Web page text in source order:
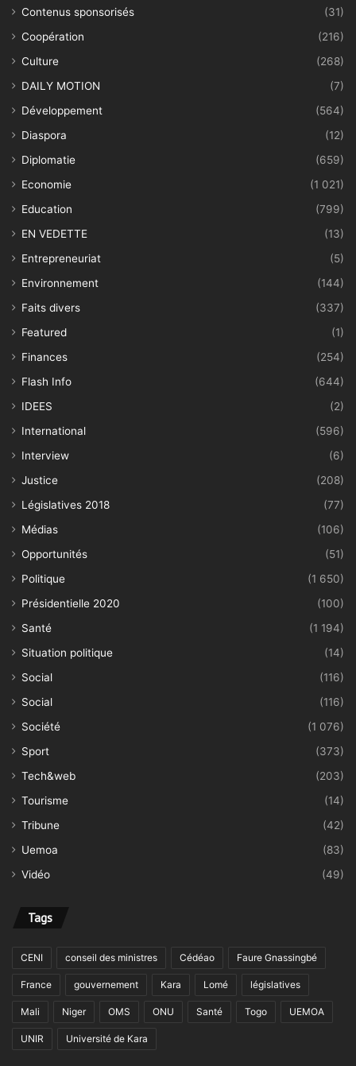
Contenus sponsorisés
(31)
Coopération
(216)
Culture
(268)
DAILY MOTION
(7)
Développement
(564)
Diaspora
(12)
Diplomatie
(659)
Economie
(1 021)
Education
(799)
EN VEDETTE
(13)
Entrepreneuriat
(5)
Environnement
(144)
Faits divers
(337)
Featured
(1)
Finances
(254)
Flash Info
(644)
IDEES
(2)
International
(596)
Interview
(6)
Justice
(208)
Législatives 2018
(77)
Médias
(106)
Opportunités
(51)
Politique
(1 650)
Présidentielle 2020
(100)
Santé
(1 194)
Situation politique
(14)
Social
(116)
Social
(116)
Société
(1 076)
Sport
(373)
Tech&web
(203)
Tourisme
(14)
Tribune
(42)
Uemoa
(83)
Vidéo
(49)
Tags
CENI conseil des ministres Cédéao Faure Gnassingbé
France gouvernement Kara Lomé législatives
Mali Niger OMS ONU Santé Togo UEMOA
UNIR Université de Kara